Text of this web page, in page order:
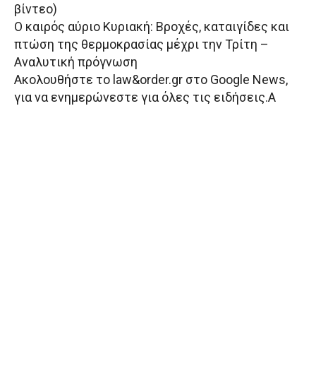
βίντεο)
Ο καιρός αύριο Κυριακή: Βροχές, καταιγίδες και
πτώση της θερμοκρασίας μέχρι την Τρίτη –
Αναλυτική πρόγνωση
Aκολουθήστε το law&order.gr στο Google News,
για να ενημερώνεστε για όλες τις ειδήσεις.Α